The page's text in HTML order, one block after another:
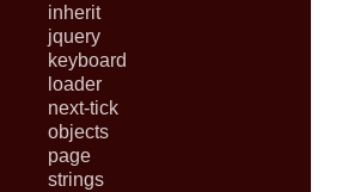
inherit
jquery
keyboard
loader
next-tick
objects
page
strings